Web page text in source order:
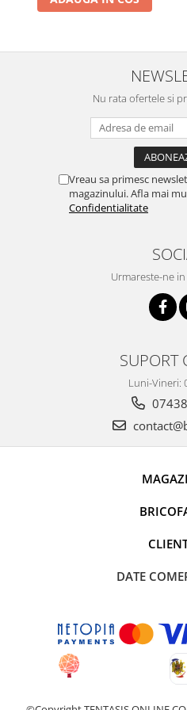
Instalatii de Craciun
Instalatii turturi-franjuri
Perdea 220V
Diverse pentru casa si camping
Accesorii pentru animale
Articole si accesorii birou
Betoniere
Alte instrumente de constructie
Echipamente instalator
Nu rata ofertele si
Vreau sa primesc
magazinului. Afla mai
Confidentialitate
Urmareste-ne
SUPORT
Luni-Vineri:
DATE